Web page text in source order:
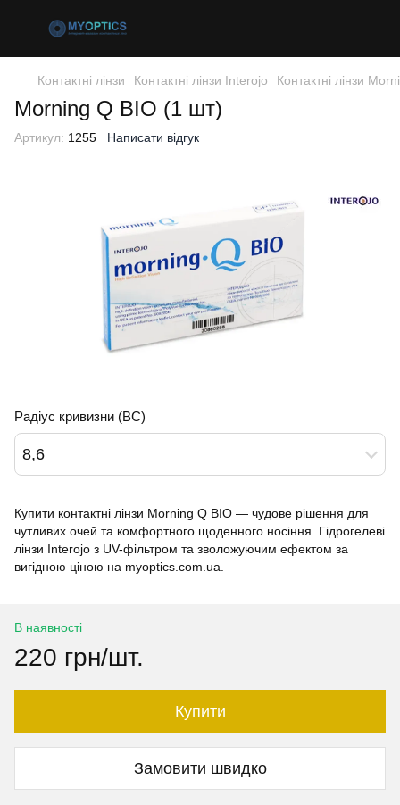
Контактні лінзи Контактні лінзи Interojo Контактні лінзи
Morning Q BIO (1 шт)
Артикул: 1255 Написати відгук
Радіус кривизни (BC)
8,6
Купити контактні лінзи Morning Q BIO — чудове рішення для
чутливих очей та комфортного щоденного носіння. Гідрогелеві
лінзи Interojo з UV-фільтром та зволожуючим ефектом за
вигідною ціною на myoptics.com.ua.
В наявності
220 грн/шт.
Купити
Замовити швидко